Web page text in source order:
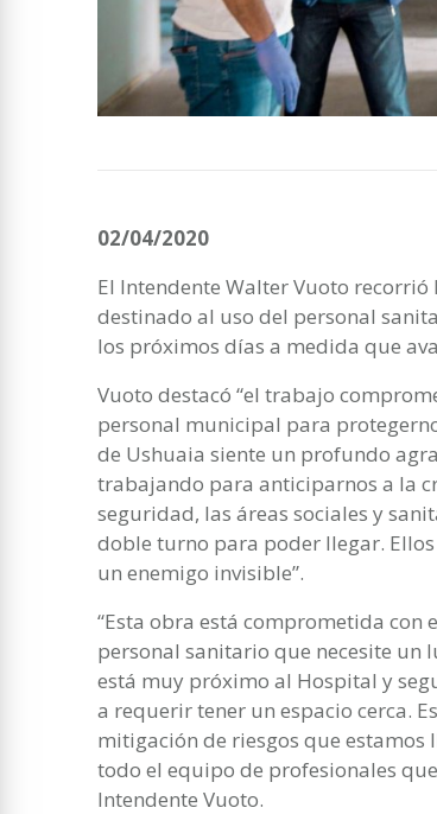
02/04/2020
El Intendente Walter Vuoto
destinado al uso del personal
los próximos días a medida que
Vuoto destacó “el trabajo
personal municipal para
de Ushuaia siente un profundo
trabajando para anticiparnos a la
seguridad, las áreas sociales y
doble turno para poder llegar.
un enemigo invisible”.
“Esta obra está comprometida con
personal sanitario que necesite un
está muy próximo al Hospital y
a requerir tener un espacio cerca.
mitigación de riesgos que
todo el equipo de profesionales
Intendente Vuoto.